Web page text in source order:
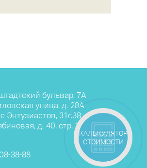
бульвар, 7А
улица, д. 28А
Энтузиастов, 31с38
д. 40, стр. 3
38-88
КАЛЬКУЛЯТОР
СТОИМОСТИ